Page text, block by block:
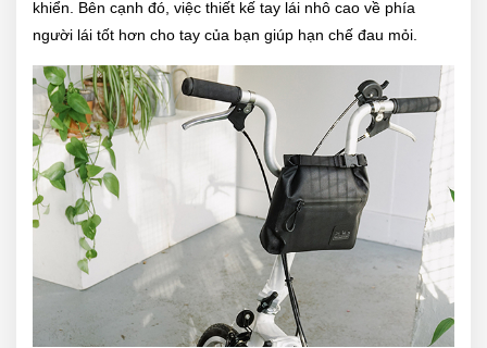
khiển. Bên cạnh đó, việc thiết kế tay lái nhô cao về phía
người lái tốt hơn cho tay của bạn giúp hạn chế đau mỏi.